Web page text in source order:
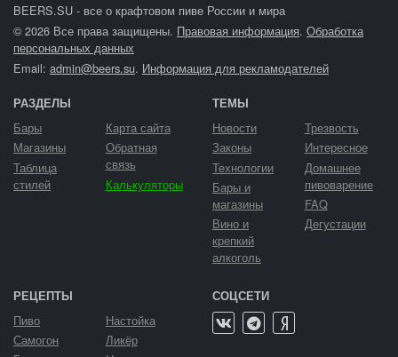
BEERS.SU - все о крафтовом пиве России и мира
© 2026 Все права защищены. Правовая информация. Обработка
персональных данных
Email: admin@beers.su. Информация для рекламодателей
РАЗДЕЛЫ
Бары
Магазины
Таблица
стилей
Карта сайта
Обратная
связь
Калькуляторы
ТЕМЫ
Новости
Законы
Технологии
Бары и
магазины
Вино и
крепкий
алкоголь
Трезвость
Интересное
Домашнее
пивоварение
FAQ
Дегустации
РЕЦЕПТЫ
Пиво
Самогон
Настойка
Ликёр
СОЦСЕТИ